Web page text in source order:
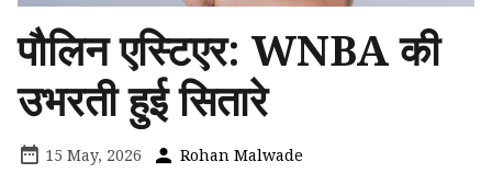
पौलिन एस्टिएर: WNBA की
उभरती हुई सितारे
15 May, 2026 Rohan Malwade